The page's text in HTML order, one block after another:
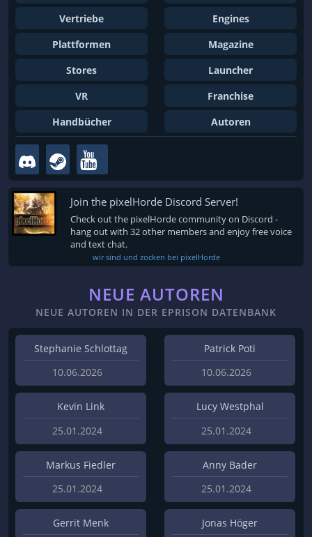
Vertriebe
Engines
Plattformen
Magazine
Stores
Launcher
VR
Franchise
Handbücher
Autoren
Join the pixelHorde Discord Server!
Check out the pixelHorde community on Discord -
hang out with 32 other members and enjoy free voice
and text chat.
wir sind und zocken bei pixelHorde
NEUE AUTOREN
NEUE AUTOREN IN DER EPRISON DATENBANK
Stephanie Schlottag
10.06.2026
Patrick Poti
10.06.2026
Kevin Link
25.01.2024
Lucy Westphal
25.01.2024
Markus Fiedler
25.01.2024
Anny Bader
25.01.2024
Gerrit Menk Jonas Höger